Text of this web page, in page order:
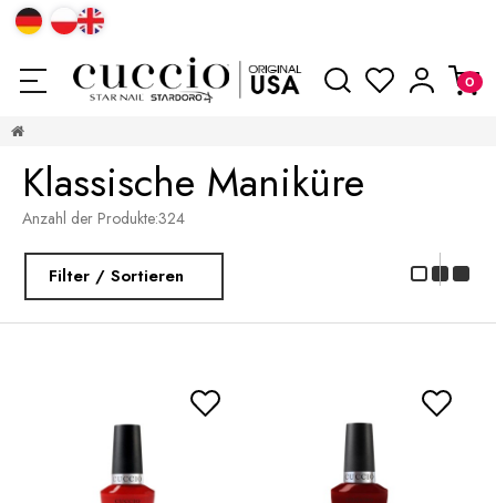
Klassische Maniküre
Anzahl der Produkte:324
Filter / Sortieren